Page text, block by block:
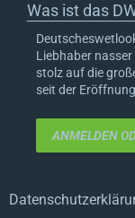
Was ist das
Liebhaber
stolz auf die
seit der
ANMELDEN